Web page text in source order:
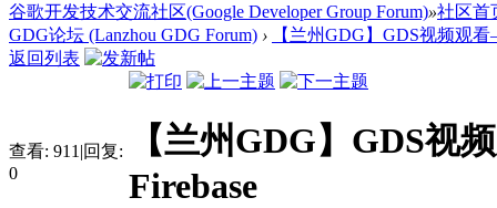
谷歌开发技术交流社区(Google Developer Group Forum)»社区首
GDG论坛 (Lanzhou GDG Forum) ›
【兰州GDG】GDS视频观
返回列表
查看: 911 |回复:
0
【兰州GDG】GDS
Firebase